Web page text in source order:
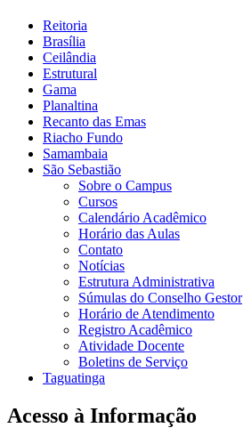
Reitoria
Brasília
Ceilândia
Estrutural
Gama
Planaltina
Recanto das Emas
Riacho Fundo
Samambaia
São Sebastião
Sobre o Campus
Cursos
Calendário Acadêmico
Horário das Aulas
Contato
Notícias
Estrutura Administrativa
Súmulas do Conselho Gestor
Horário de Atendimento
Registro Acadêmico
Atividade Docente
Boletins de Serviço
Taguatinga
Acesso à Informação